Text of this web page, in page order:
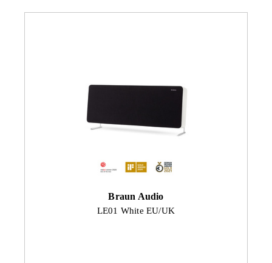
Braun Audio
LE01 White EU/UK